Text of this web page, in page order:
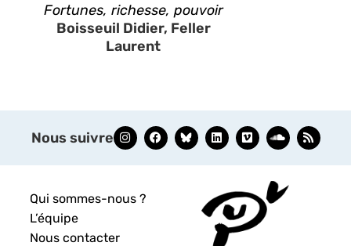
Fortunes, richesse, pouvoir
Boisseuil Didier, Feller
Laurent
Nous suivre
Qui sommes-nous ?
L’équipe
Nous contacter